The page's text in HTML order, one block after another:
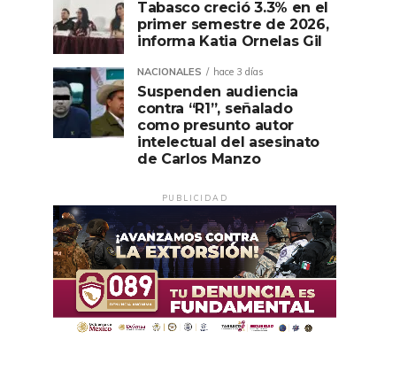
Tabasco creció 3.3% en el
primer semestre de 2026,
informa Katia Ornelas Gil
NACIONALES hace 3 días
Suspenden audiencia
contra “R1”, señalado
como presunto autor
intelectual del asesinato
de Carlos Manzo
PUBLICIDAD